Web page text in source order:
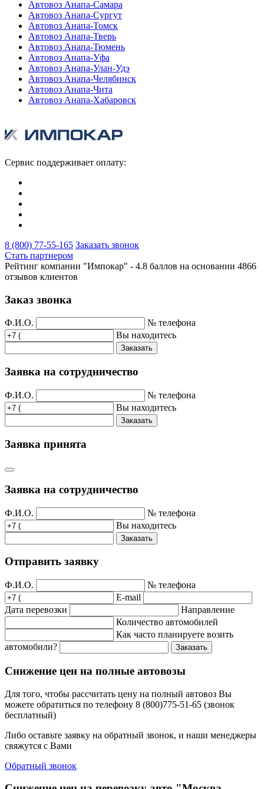
Автовоз Анапа-Самара
Автовоз Анапа-Сургут
Автовоз Анапа-Томск
Автовоз Анапа-Тверь
Автовоз Анапа-Тюмень
Автовоз Анапа-Уфа
Автовоз Анапа-Улан-Удэ
Автовоз Анапа-Челябинск
Автовоз Анапа-Чита
Автовоз Анапа-Хабаровск
Сервис поддерживает оплату:
8 (800) 77-55-165 Заказать звонок
Стать партнером
Рейтинг компании "Импокар" - 4.8 баллов на основании 4866
отзывов клиентов
Заказ звонка
Ф.И.О.
№ телефона
Вы находитесь
Заказать
Заявка на сотрудничество
Ф.И.О.
№ телефона
Вы находитесь
Заказать
Заявка принята
Заявка на сотрудничество
Ф.И.О.
№ телефона
Вы находитесь
Заказать
Отправить заявку
Ф.И.О.
№ телефона
E-mail
Дата перевозки
Направление
Количество автомобилей
Как часто планируете возить
автомобили?
Заказать
Снижение цен на полные автовозы
Для того, чтобы рассчитать цену на полный автовоз Вы
можете обратиться по телефону 8 (800)775-51-65 (звонок
бесплатный)
Либо оставьте заявку на обратный звонок, и наши менеджеры
свяжутся с Вами
Обратный звонок